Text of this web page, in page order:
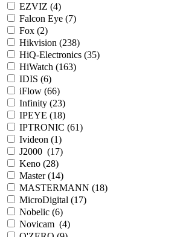
EZVIZ (4)
Falcon Eye (7)
Fox (2)
Hikvision (238)
HiQ-Electronics (35)
HiWatch (163)
IDIS (6)
iFlow (66)
Infinity (23)
IPEYE (18)
IPTRONIC (61)
Ivideon (1)
J2000 (17)
Keno (28)
Master (14)
MASTERMANN (18)
MicroDigital (17)
Nobelic (6)
Novicam (4)